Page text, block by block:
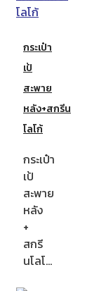
กระเป๋า
เป้
สะพาย
หลัง+สกรีน
โลโก้
กระเป๋า
เป้
สะพาย
หลัง
+
สกรี
นโลโ…